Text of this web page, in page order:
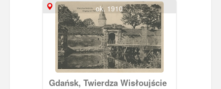
ok. 1910
Gdańsk, Twierdza Wisłoujście